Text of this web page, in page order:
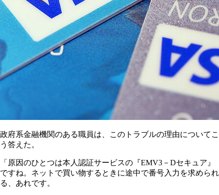
政府系金融機関のある職員は、このトラブルの理由についてこ
う答えた。
「原因のひとつは本人認証サービスの『EMV3－Dセキュア』
ですね。ネットで買い物するときに途中で番号入力を求められ
る、あれです。